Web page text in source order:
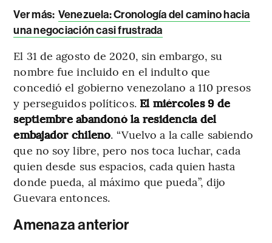
Ver más: Venezuela: Cronología del camino hacia
una negociación casi frustrada
El 31 de agosto de 2020, sin embargo, su
nombre fue incluido en el indulto que
concedió el gobierno venezolano a 110 presos
y perseguidos políticos. El miércoles 9 de
septiembre abandonó la residencia del
embajador chileno. “Vuelvo a la calle sabiendo
que no soy libre, pero nos toca luchar, cada
quien desde sus espacios, cada quien hasta
donde pueda, al máximo que pueda”, dijo
Guevara entonces.
Amenaza anterior